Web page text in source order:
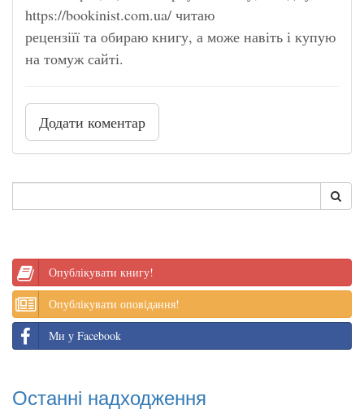
https://bookinist.com.ua/ читаю
рецензіїї та обираю книгу, а може навіть і купую
на томуж сайті.
Додати коментар
Опублікувати книгу!
Опублікувати оповідання!
Ми у Facebook
Останні надходження